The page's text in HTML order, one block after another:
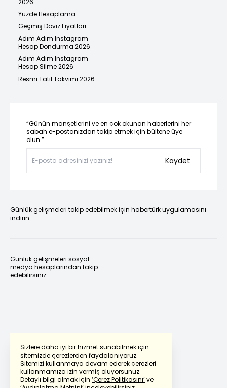
Sizlere daha iyi bir hizmet sunabilmek için
sitemizde çerezlerden faydalanıyoruz.
Sitemizi kullanmaya devam ederek çerezleri
kullanmamıza izin vermiş oluyorsunuz.
Detaylı bilgi almak için ‘Çerez Politikasını’ve
2026
Yüzde Hesaplama
Geçmiş Döviz Fiyatları
Adım Adım Instagram
Hesap Dondurma 2026
Adım Adım Instagram
Hesap Silme 2026
Resmi Tatil Takvimi 2026
“Günün manşetlerini ve en çok okunan haberlerini her
sabah e-postanızdan takip etmek için bültene üye
olun.”
Kaydet
Günlük gelişmeleri takip edebilmek için habertürk uygulamasını
indirin
Günlük gelişmeleri sosyal
medya hesaplarından takip
edebilirsiniz.
Powered by Translate